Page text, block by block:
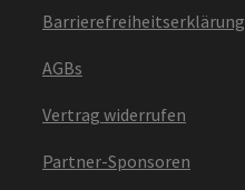
Barrierefreiheitserklärung
AGBs
Vertrag widerrufen
Partner-Sponsoren